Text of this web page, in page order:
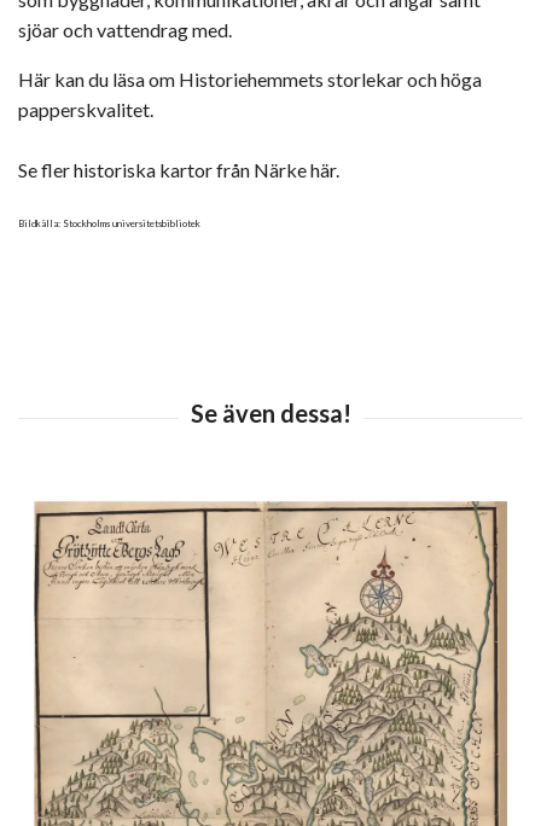
sjöar och vattendrag med.
Här kan du läsa om Historiehemmets storlekar och höga
papperskvalitet.
Se fler historiska kartor från Närke här.
Bildkälla: Stockholms universitetsbibliotek